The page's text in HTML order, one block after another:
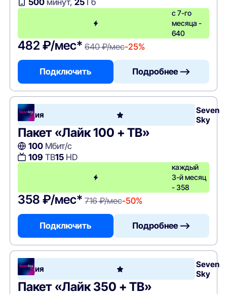
500минут, 25Гб
с 7-го
месяца -
640
482 ₽/мес* 640 ₽/мес-25%
Подключить Подробнее —>
Акция
Seven
Sky
Пакет «Лайк 100 + ТВ»
100Мбит/с
109 ТВ15HD
каждый
3-й месяц
- 358
358 ₽/мес* 716 ₽/мес-50%
Подключить Подробнее —>
Акция
Seven
Sky
Пакет «Лайк 350 + ТВ»